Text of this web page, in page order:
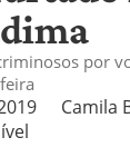
por
Camila